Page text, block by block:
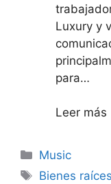
Luxury y
para…
Leer más
Categories
Music
Tags
Bienes raíces